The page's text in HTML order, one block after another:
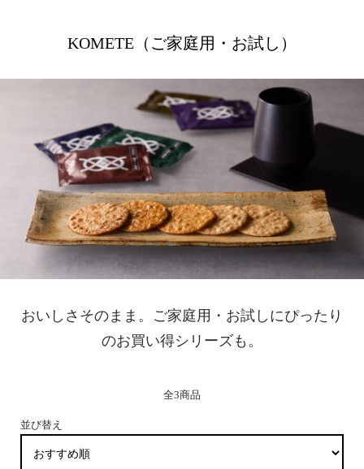
KOMETE（ご家庭用・お試し）
おいしさそのまま。 ご家庭用・お試しにぴったり
のお買い得シリーズも。
全3商品
並び替え